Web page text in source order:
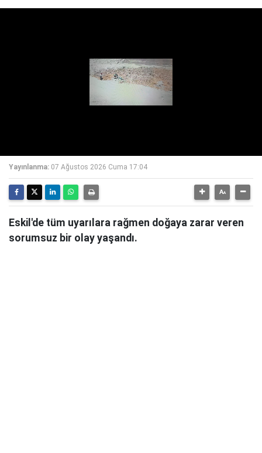
Yayınlanma: 07 Ağustos 2026 Cuma 17:04
Eskil'de tüm uyarılara rağmen doğaya zarar veren
sorumsuz bir olay yaşandı.